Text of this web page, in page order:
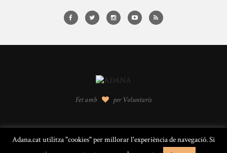
Fet amb per Voluntaris
Adana.cat utilitza "cookies" per millorar l'experiència de navegació. Si